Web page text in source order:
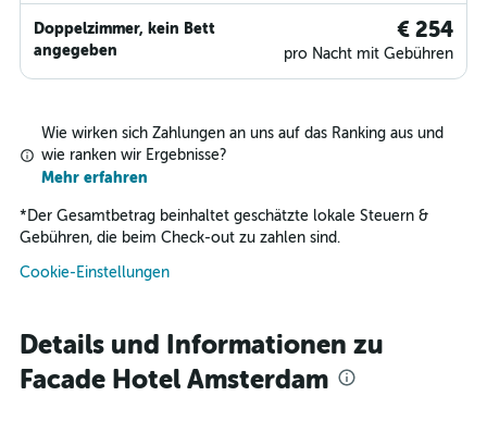
Doppelzimmer, kein Bett
angegeben
€ 254
pro Nacht mit Gebühren
Wie wirken sich Zahlungen an uns auf das Ranking aus und
wie ranken wir Ergebnisse?
Mehr erfahren
* Der Gesamtbetrag beinhaltet geschätzte lokale Steuern &
Gebühren, die beim Check-out zu zahlen sind.
Cookie-Einstellungen
Details und Informationen zu
Facade Hotel Amsterdam